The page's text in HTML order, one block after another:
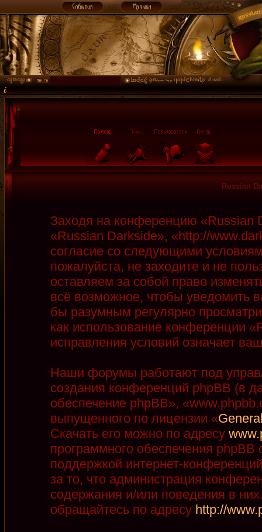
Russian
Заходя на конференцию
«Russian Darkside», «http://
согласие со следующими
пожалуйста, не заходите и не
оставляем за собой право
всё возможное, чтобы уведомить
бы разумным регулярно
как использование конференции
исправления условий означает
Наши форумы работают под
создания конференций phpBB (в
обеспечение phpBB»,
выпущенного по лицензии «
Скачать его можно по адресу
программного обеспечения phpBB
поддержкой интернет-
за то, что администрация
содержания и/или поведения в
обращайтесь по адресу http://